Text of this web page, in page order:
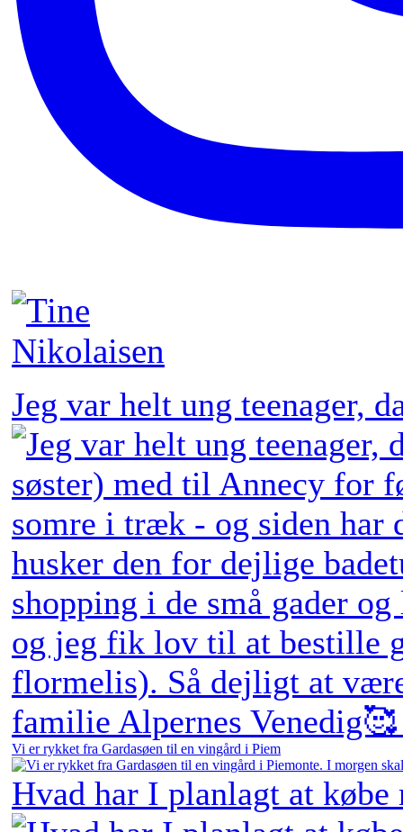
Jeg var helt ung teenager,
Vi er rykket fra Gardasøen til en vingård i Piem
Hvad har I planlagt at